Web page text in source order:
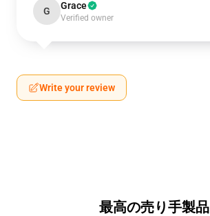
G Grace
Verified owner
Write your review
最高の売り手製品